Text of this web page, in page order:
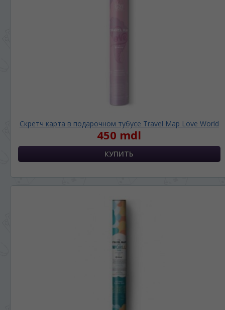
Скретч карта в подарочном тубусе Travel Map Love World
450 mdl